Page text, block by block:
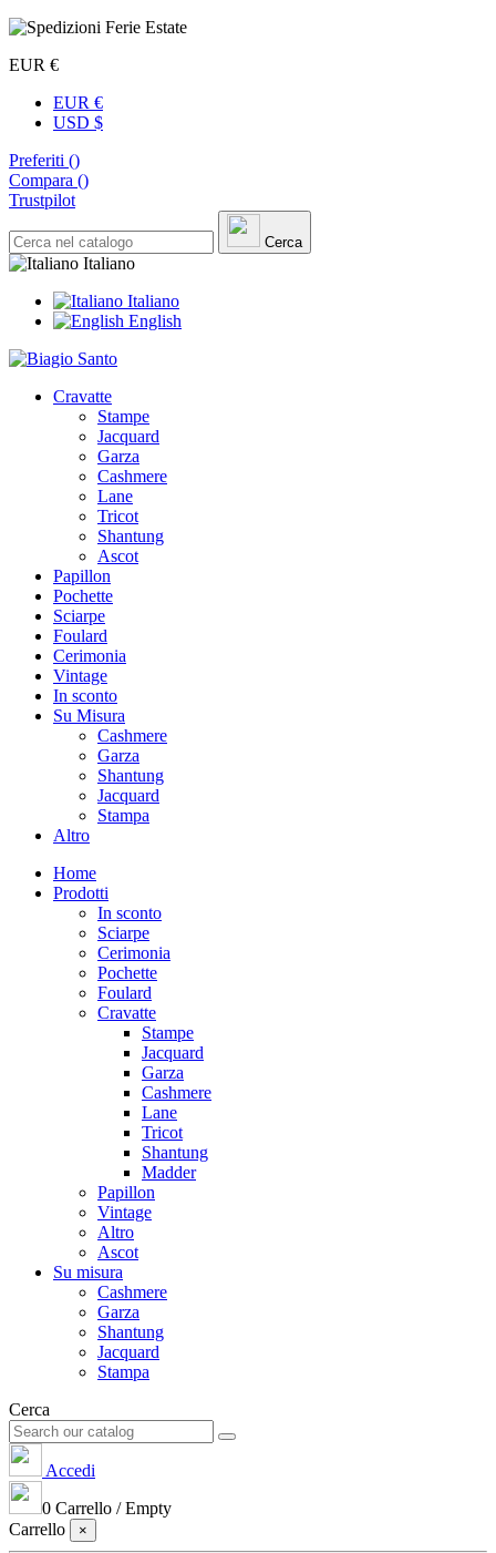
EUR €
EUR €
USD $
Preferiti ()
Compara ()
Trustpilot
Cerca
Italiano
Italiano
English
Cravatte
Stampe
Jacquard
Garza
Cashmere
Lane
Tricot
Shantung
Ascot
Papillon
Pochette
Sciarpe
Foulard
Cerimonia
Vintage
In sconto
Su Misura
Cashmere
Garza
Shantung
Jacquard
Stampa
Altro
Home
Prodotti
In sconto
Sciarpe
Cerimonia
Pochette
Foulard
Cravatte
Stampe
Jacquard
Garza
Cashmere
Lane
Tricot
Shantung
Madder
Papillon
Vintage
Altro
Ascot
Su misura
Cashmere
Garza
Shantung
Jacquard
Stampa
Cerca
Accedi
0 Carrello /Empty
Carrello
×